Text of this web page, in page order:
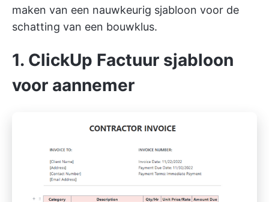
maken van een nauwkeurig sjabloon voor de
schatting van een bouwklus.
1. ClickUp Factuur sjabloon
voor aannemer